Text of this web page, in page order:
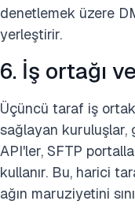
denetlemek üzere
yerleştirir.
6. İş ortağı
Üçüncü taraf iş
sağlayan kuruluşlar,
API'ler, SFTP
kullanır. Bu, harici
ağın maruziyetini